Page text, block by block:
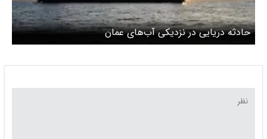
حادثه دریایی در نزدیکی آب‌های عمان